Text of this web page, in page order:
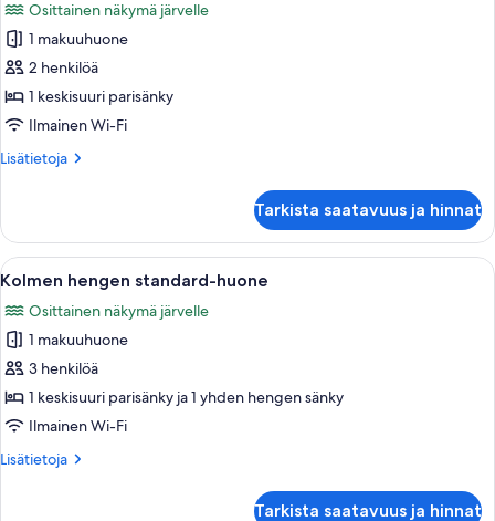
huonetyypin
Kahden
hengen
standard-
huone
Osittainen näkymä järvelle
1 makuuhuone
2 henkilöä
1 keskisuuri parisänky
Ilmainen Wi-Fi
Lisätietoja
Lisätietoja
standard-
huone
Tarkista saatavuus ja hinnat
Avaa
kaikki
huonetyypin
Kolmen
hengen
standard-
huone
Huone, jossa on sänky, tuoli,
12
Kolmen hengen standard-huone
Osittainen näkymä järvelle
1 makuuhuone
3 henkilöä
1 keskisuuri parisänky ja 1 yhden hengen sänky
Ilmainen Wi-Fi
Lisätietoja
Lisätietoja
Tarkista saatavuus ja hinnat